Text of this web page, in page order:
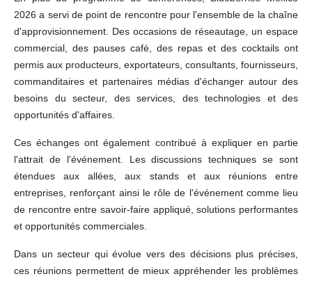
2026 a servi de point de rencontre pour l'ensemble de la chaîne
d'approvisionnement. Des occasions de réseautage, un espace
commercial, des pauses café, des repas et des cocktails ont
permis aux producteurs, exportateurs, consultants, fournisseurs,
commanditaires et partenaires médias d'échanger autour des
besoins du secteur, des services, des technologies et des
opportunités d'affaires.
Ces échanges ont également contribué à expliquer en partie
l'attrait de l'événement. Les discussions techniques se sont
étendues aux allées, aux stands et aux réunions entre
entreprises, renforçant ainsi le rôle de l'événement comme lieu
de rencontre entre savoir-faire appliqué, solutions performantes
et opportunités commerciales.
Dans un secteur qui évolue vers des décisions plus précises,
ces réunions permettent de mieux appréhender les problèmes